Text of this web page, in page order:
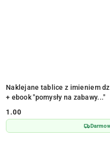
Naklejane tablice z imieniem
+ ebook "pomysły na zabawy..."
Cena:
1.00